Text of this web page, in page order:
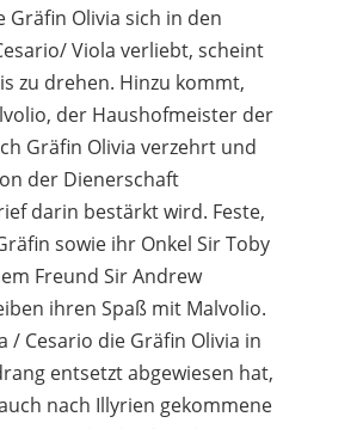
Gräfin Olivia sich in den
Viola verliebt, scheint
zu drehen. Hinzu kommt,
der Haushofmeister der
Gräfin Olivia verzehrt und
der Dienerschaft
darin bestärkt wird. Feste,
sowie ihr Onkel Sir Toby
Freund Sir Andrew
ihren Spaß mit Malvolio.
/ Cesario die Gräfin Olivia in
entsetzt abgewiesen hat,
nach Illyrien gekommene